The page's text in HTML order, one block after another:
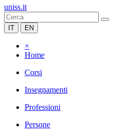
uniss.it
IT EN
×
Home
Corsi
Insegnamenti
Professioni
Persone